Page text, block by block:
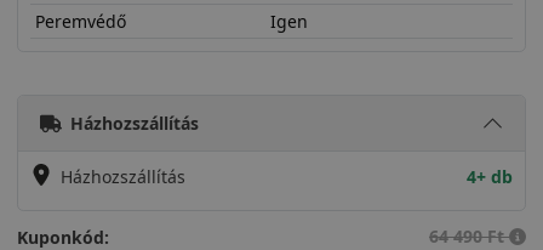
Peremvédő
Igen
Házhozszállítás
Házhozszállítás 4+ db
Kuponkód:
64 490 Ft